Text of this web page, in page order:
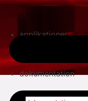
applikationer
dokumentation